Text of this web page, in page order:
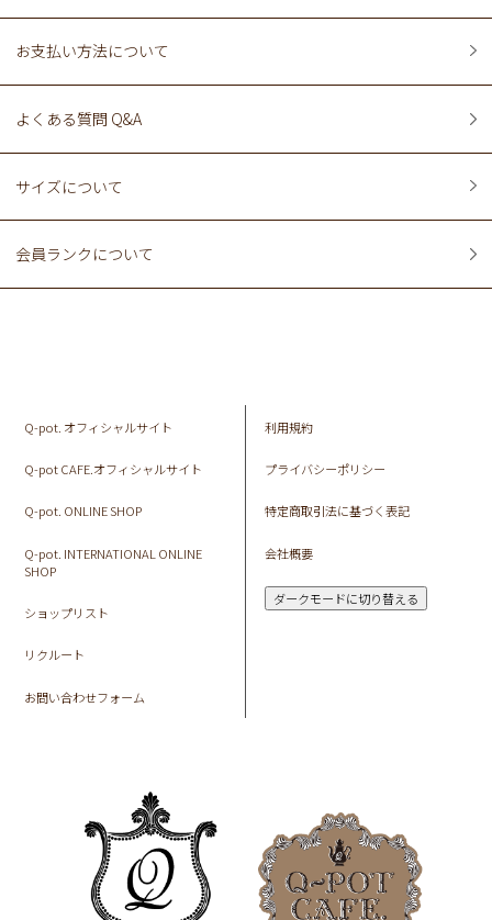
お支払い方法について
よくある質問 Q&A
サイズについて
会員ランクについて
Q-pot. オフィシャルサイト
Q-pot CAFE.オフィシャルサイト
Q-pot. ONLINE SHOP
Q-pot. INTERNATIONAL ONLINE
SHOP
ショップリスト
リクルート
お問い合わせフォーム
利用規約
プライバシーポリシー
特定商取引法に基づく表記
会社概要
ダークモードに切り替える